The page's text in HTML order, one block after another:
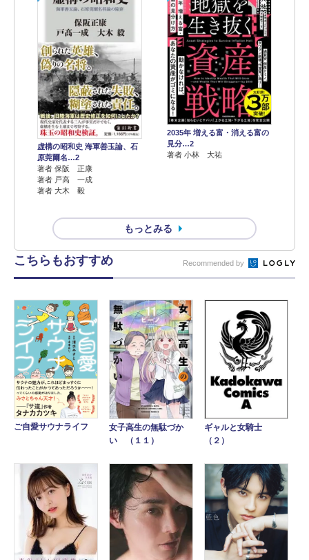
虚構の昭和史 海軍善玉論、石
原莞爾名…2
著者 保阪 正康
著者 戸高 一成
著者 大木 毅
2035年 増える富・消える富の
見分…2
著者 小林 大祐
もっとみる
こちらもおすすめ Recommended by
ご自愛サウナライフ
女子高生の無駄づか
い （１１）
ギャルと女騎士
（２）